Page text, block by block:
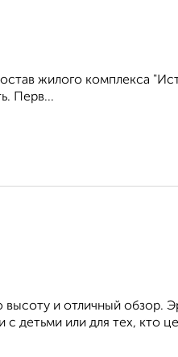
жилого комплекса
Перв...
и отличный обзор.
детьми или для тех, кто